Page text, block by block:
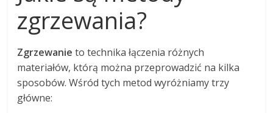
zgrzewania?
Zgrzewanie to technika łączenia różnych
materiałów, którą można przeprowadzić na kilka
sposobów. Wśród tych metod wyróżniamy trzy
główne: